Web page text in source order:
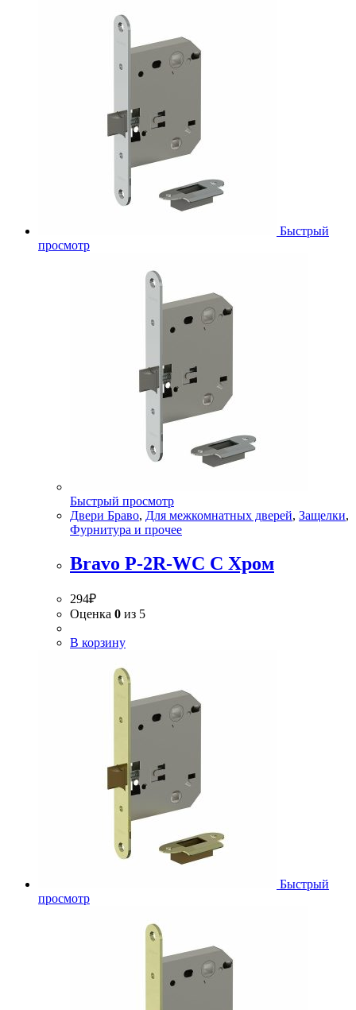
Быстрый
просмотр
Быстрый просмотр
Двери Браво, Для межкомнатных дверей, Защелки,
Фурнитура и прочее
Bravo P-2R-WC C Хром
294₽
Оценка 0 из 5
В корзину
Быстрый
просмотр